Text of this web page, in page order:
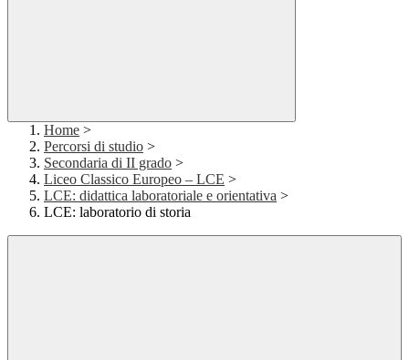
Home >
Percorsi di studio >
Secondaria di II grado >
Liceo Classico Europeo – LCE >
LCE: didattica laboratoriale e orientativa >
LCE: laboratorio di storia